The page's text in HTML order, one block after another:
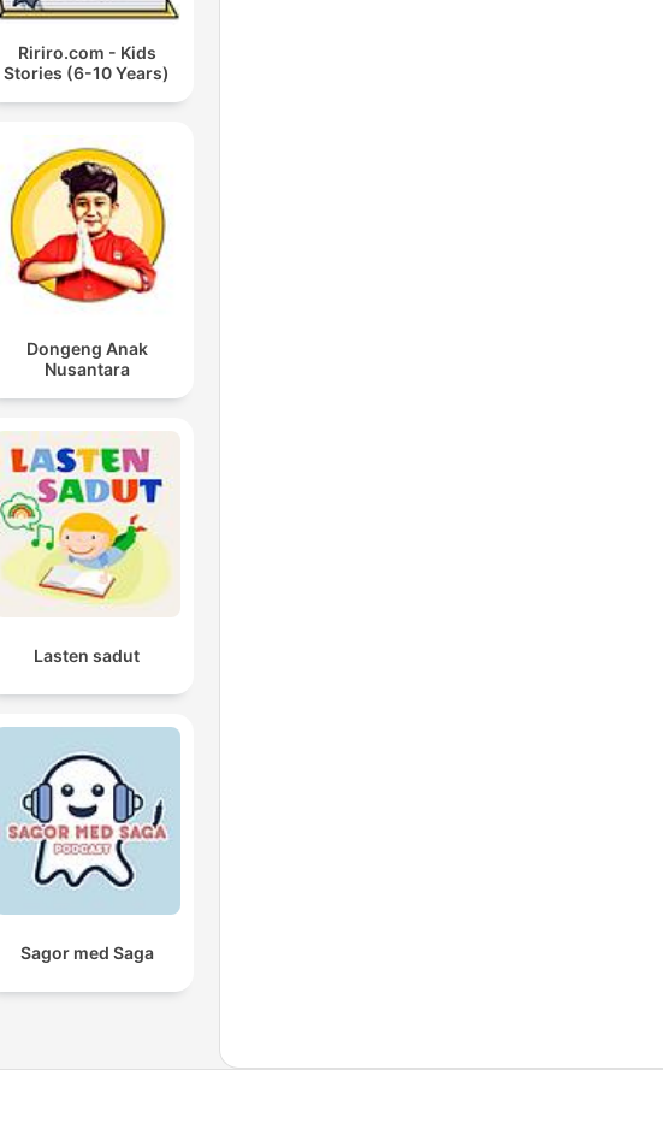
Ririro.com - Kids
Stories (6-10 Years)
Dongeng Anak
Nusantara
Lasten sadut
Sagor med Saga